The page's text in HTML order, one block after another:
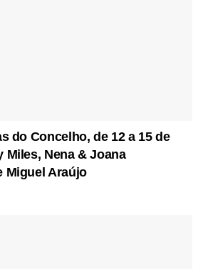
do Concelho, de 12 a 15 de
Miles, Nena & Joana
Miguel Araújo